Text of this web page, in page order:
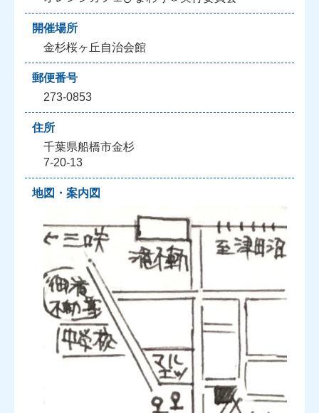
開催場所
金杉桜ヶ丘自治会館
郵便番号
273-0853
住所
千葉県船橋市金杉
7-20-13
地図・案内図